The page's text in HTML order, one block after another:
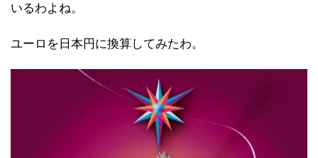
いるわよね。
ユーロを日本円に換算してみたわ。